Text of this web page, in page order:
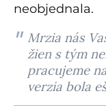
neobjednala.
Mrzia nás
žien s tým
pracujeme
verzia bola